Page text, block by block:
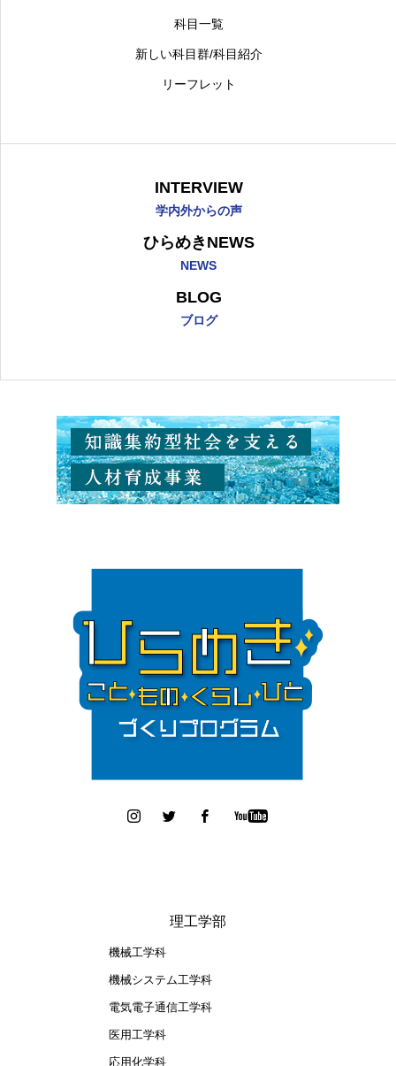
科目一覧
新しい科目群/科目紹介
リーフレット
INTERVIEW
学内外からの声
ひらめきNEWS
NEWS
BLOG
ブログ
理工学部
機械工学科
機械システム工学科
電気電子通信工学科
医用工学科
応用化学科